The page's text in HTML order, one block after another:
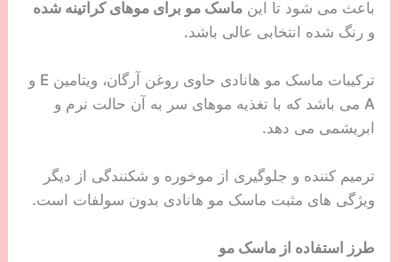
باعث می شود تا اینماسک مو برای موهای کراتینه شده
و رنگ شده انتخابی عالی باشد.
ترکیبات ماسک مو هانادی حاوی روغن آرگان، ویتامین E و
A می باشد که با تغذیه موهای سر به آن حالت نرم و
ابریشمی می دهد.
ترمیم کننده و جلوگیری از موخوره و شکنندگی از دیگر
ویژگی های مثبت ماسک مو هانادی بدون سولفات است.
طرز استفاده از ماسک مو